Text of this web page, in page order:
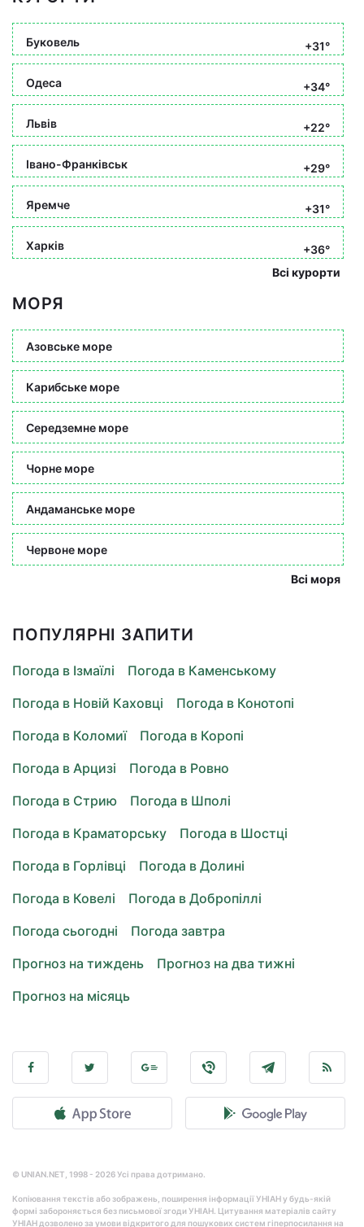
Буковель +31°
Одеса +34°
Львів +22°
Івано-Франківськ +29°
Яремче +31°
Харків
+36°
Всі курорти
МОРЯ
Азовське море
Карибське море
Середземне море
Чорне море
Андаманське море
Червоне море
Всі моря
ПОПУЛЯРНІ ЗАПИТИ
Погода в Ізмаїлі
Погода в Каменському
Погода в Новій Каховці
Погода в Конотопі
Погода в Коломиї
Погода в Коропі
Погода в Арцизі
Погода в Ровно
Погода в Стрию
Погода в Шполі
Погода в Краматорську
Погода в Шостці
Погода в Горлівці
Погода в Долині
Погода в Ковелі
Погода в Добропіллі
Погода сьогодні
Погода завтра
Прогноз на тиждень
Прогноз на два тижні
Прогноз на місяць
© UNIAN.NET, 1998 - 2026 Усі права дотримано.
Копіювання текстів або зображень, поширення інформації УНІАН у будь-якій
формі забороняється без письмової згоди УНІАН. Цитування матеріалів сайту
УНІАН дозволено за умови відкритого для пошукових систем гіперпосилання на